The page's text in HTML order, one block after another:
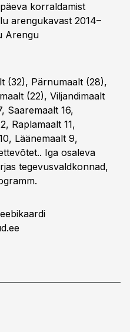
korraldamist
arengukavast 2014–
Arengu
(32), Pärnumaalt (28),
(22), Viljandimaalt
Saaremaalt 16,
Raplamaalt 11,
Läänemaalt 9,
Iga osaleva
tegevusvaldkonnad,